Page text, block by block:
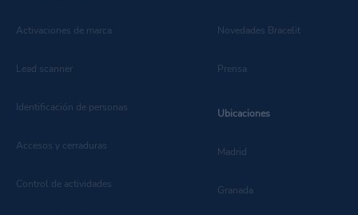
Activaciones de marca
Lead scanner
Identificación de personas
Accesos y cerraduras
Control de actividades
Novedades Bracelit
Prensa
Ubicaciones
Madrid
Granada